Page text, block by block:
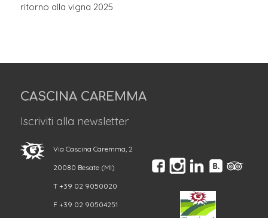
ritorno alla vigna 2025
CASCINA CAREMMA
Iscriviti alla newsletter
Via Cascina Caremma, 2
20080 Besate (MI)
T +39 02 9050020
F +39 02 90504251